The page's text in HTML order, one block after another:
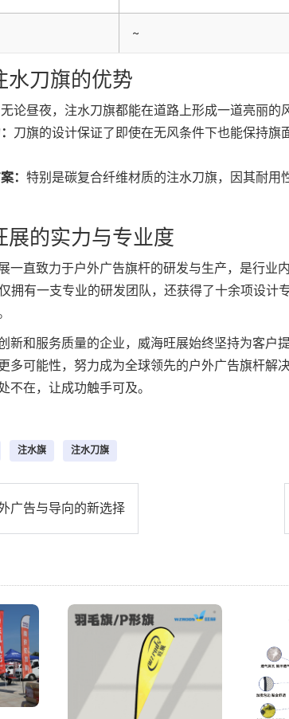
~
水刀旗的优势
无论昼夜，注水刀旗都能在道路上形成一道亮丽的
刀旗的设计保证了即使在无风条件下也能保持
： 特别是碳复合纤维材质的注水刀旗，因其耐
展的实力与专业度
一直致力于户外广告旗杆的研发与生产，是行业
拥有一支专业的研发团队，还获得了十余项设
新和服务质量的企业，威海旺展始终坚持为客户
多可能性，努力成为全球领先的户外广告旗杆解
不在，让成功触手可及。
注水旗 注水刀旗
广告与导向的新选择